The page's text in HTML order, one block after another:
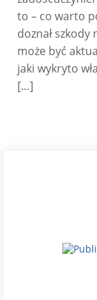
to – co warto
doznał szkody
może być
jaki wykryto
[…]